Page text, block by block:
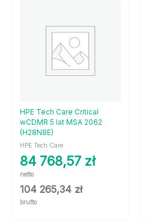
HPE Tech Care Critical
wCDMR 5 lat MSA 2062
(H28N8E)
HPE Tech Care
84 768,57 zł
netto
104 265,34 zł
brutto